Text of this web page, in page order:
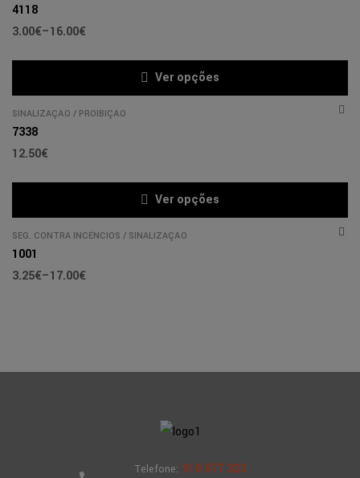
4118
3.00€–16.00€
Ver opções
SINALIZAÇÃO / PROÍBIÇÃO
7338
12.50€
Ver opções
SEG. CONTRA INCÊNCIOS / SINALIZAÇÃO
1001
3.25€–17.00€
Telefone: 910 877 323